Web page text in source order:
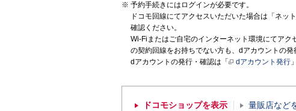
予約手続きにはログインが必要です。
ドコモ回線にてアクセスいただいた場合は「ネッ
確認ください。
Wi-Fiまたはご自宅のインターネット環境にてア
の契約回線をお持ちでない方も、dアカウントの発
dアカウントの発行・確認は「
dアカウント発行
ドコモショップを表示 量販店など